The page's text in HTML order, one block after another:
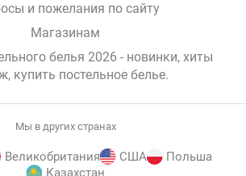
и пожелания по сайту
Магазинам
белья 2026 - новинки, хиты
купить постельное белье.
Мы в других странах
Великобритания США
Польша
Казахстан